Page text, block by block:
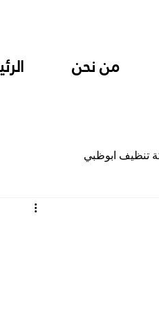
من نحن
تنظيف ابوظبي